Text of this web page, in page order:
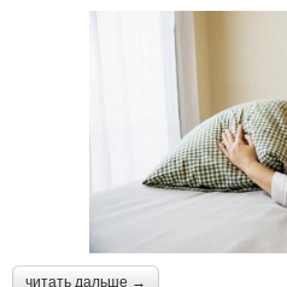
читать дальше →